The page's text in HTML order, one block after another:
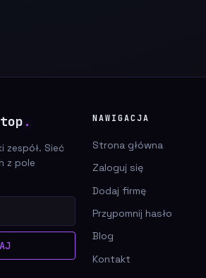
.
zespół. Sieć
z pole
NAWIGACJA
Strona główna
Zaloguj się
Dodaj firmę
Przypomnij hasło
Blog
Kontakt